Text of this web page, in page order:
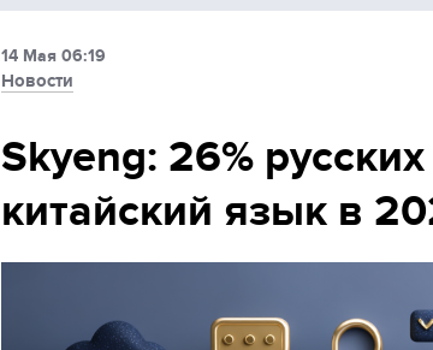
Экономика
Спорт
14 Мая 06:19
Новости
Skyeng: 26%
китайский язык в